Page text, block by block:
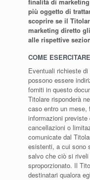
più oggetto di
scoprire se il
marketing diretto
alle rispettive
COME
Eventuali richieste
possono essere
forniti in questo
Titolare risponderà
caso entro un mese,
informazioni
cancellazioni o
comunicate dal
esistenti, a cui sono
salvo che ciò si
sproporzionato. Il
destinatari qualora